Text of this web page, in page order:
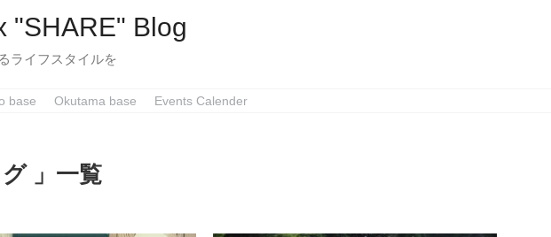
"SHARE" Blog
ライフスタイルを
base Okutama base Events Calender
グ 」一覧